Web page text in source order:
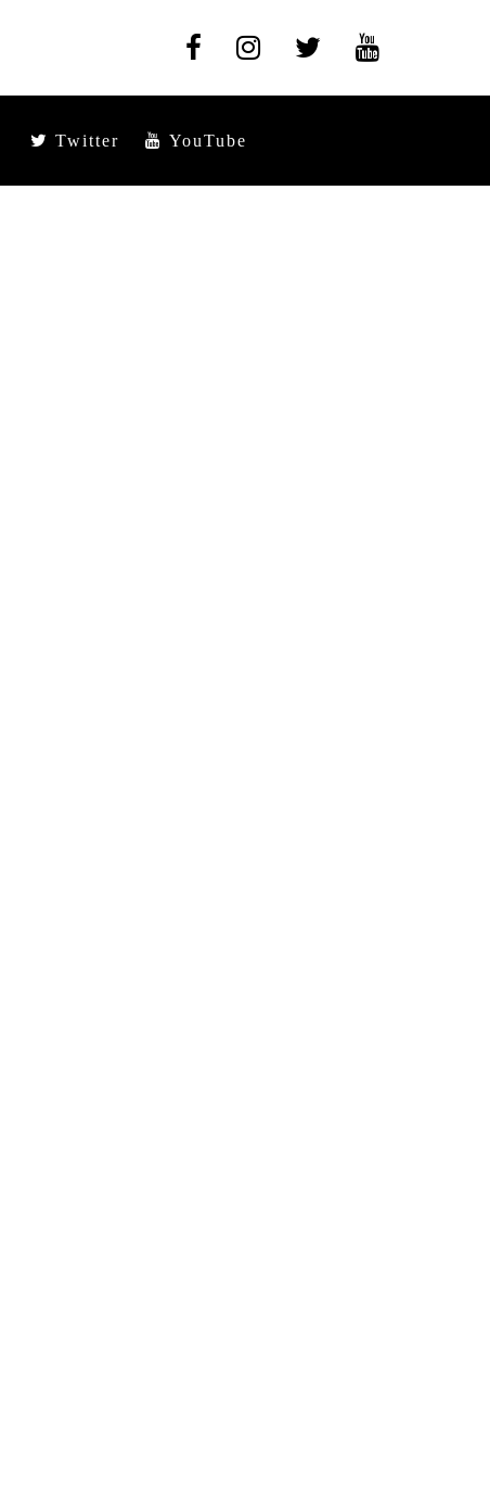
Twitter YouTube